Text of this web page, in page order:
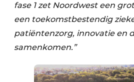
fase 1 zet Noordwest een
een toekomstbestendig
patiëntenzorg, innovatie en
samenkomen.”